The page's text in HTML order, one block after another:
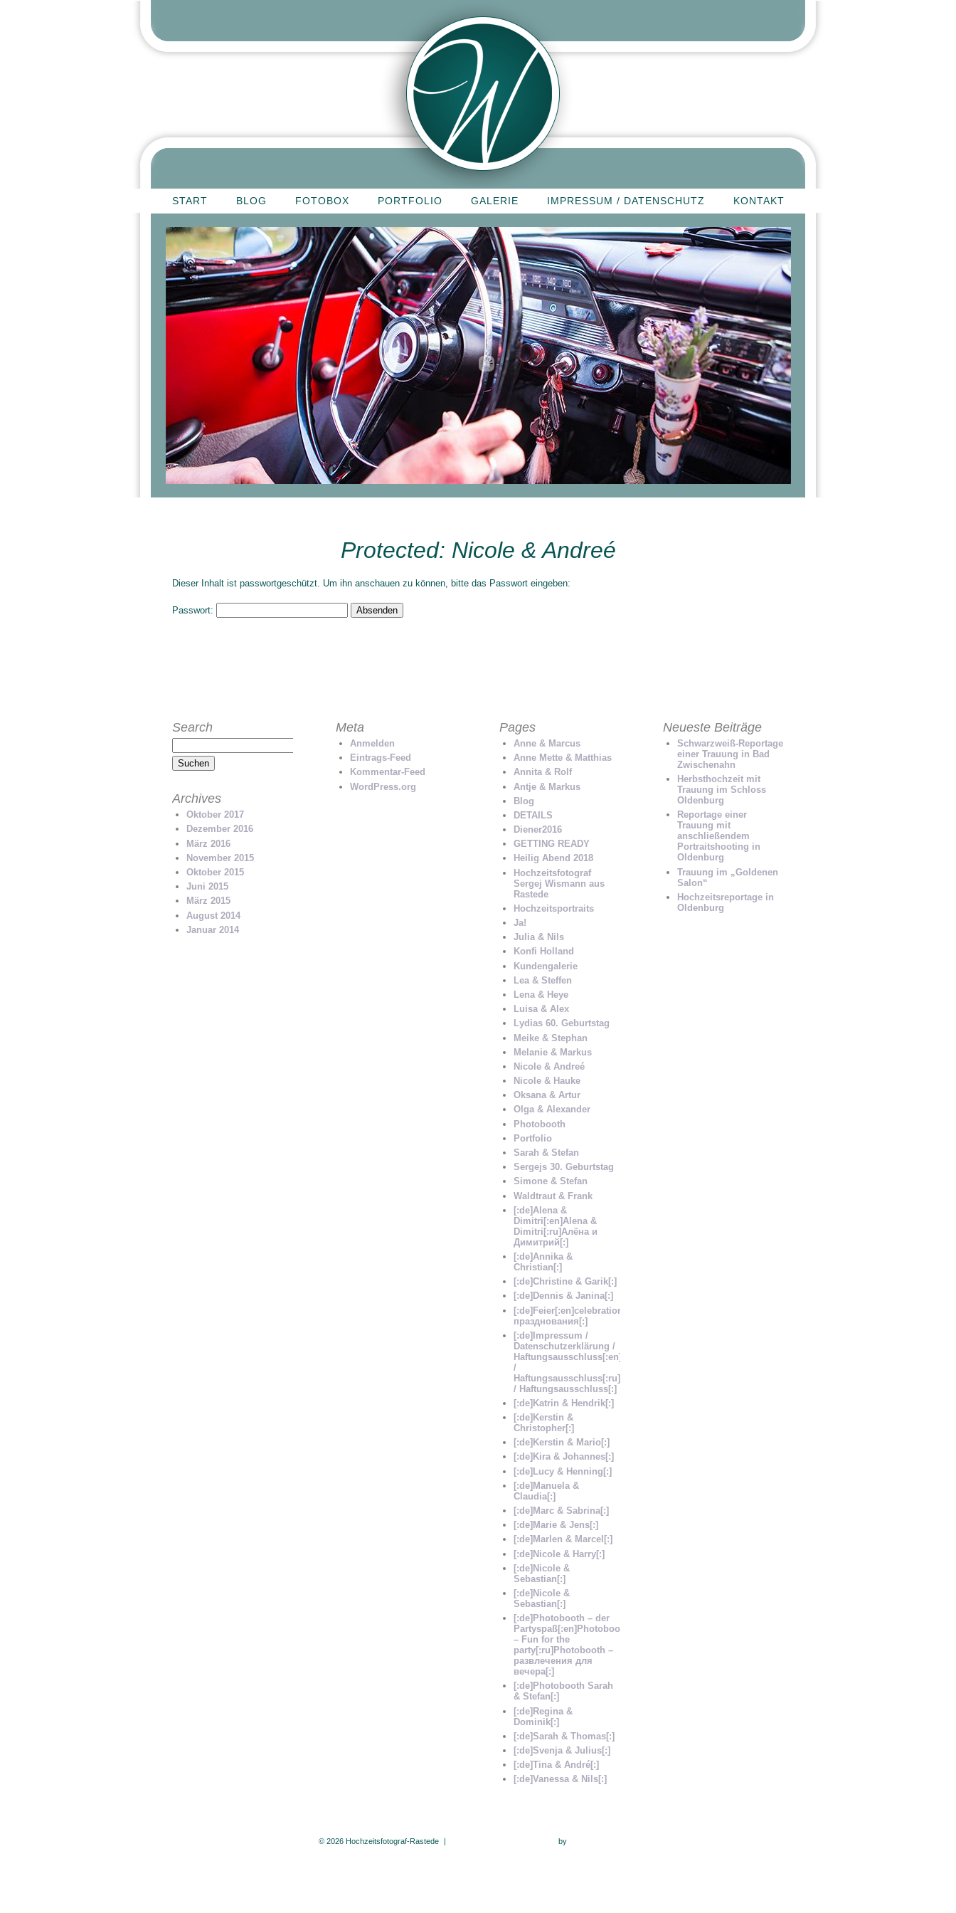
START BLOG FOTOBOX PORTFOLIO GALERIE IMPRESSUM / DATENSCHUTZ KONTAKT
Protected: Nicole & Andreé
Dieser Inhalt ist passwortgeschützt. Um ihn anschauen zu können, bitte das Passwort eingeben:
Passwort:
Search
nach:
Archives
Oktober 2017
Dezember 2016
März 2016
November 2015
Oktober 2015
Juni 2015
März 2015
August 2014
Januar 2014
Meta
Anmelden
Eintrags-Feed
Kommentar-Feed
WordPress.org
Pages
Anne & Marcus
Anne Mette & Matthias
Annita & Rolf
Antje & Markus
Blog
DETAILS
Diener2016
GETTING READY
Heilig Abend 2018
Hochzeitsfotograf
Sergej Wismann aus
Rastede
Hochzeitsportraits
Ja!
Julia & Nils
Konfi Holland
Kundengalerie
Lea & Steffen
Lena & Heye
Luisa & Alex
Lydias 60. Geburtstag
Meike & Stephan
Melanie & Markus
Nicole & Andreé
Nicole & Hauke
Oksana & Artur
Olga & Alexander
Photobooth
Portfolio
Sarah & Stefan
Sergejs 30. Geburtstag
Simone & Stefan
Waldtraut & Frank
[:de]Alena &
Dimitri[:en]Alena &
Dimitri[:ru]Алёна и
Димитрий[:]
[:de]Annika &
Christian[:]
[:de]Christine & Garik[:]
[:de]Dennis & Janina[:]
[:de]Feier[:en]celebration[:ru]вечер
празднования[:]
[:de]Impressum /
Datenschutzerklärung /
Haftungsausschluss[:en]Impressum
/
Haftungsausschluss[:ru]Impressum
/ Haftungsausschluss[:]
[:de]Katrin & Hendrik[:]
[:de]Kerstin &
Christopher[:]
[:de]Kerstin & Mario[:]
[:de]Kira & Johannes[:]
[:de]Lucy & Henning[:]
[:de]Manuela &
Claudia[:]
[:de]Marc & Sabrina[:]
[:de]Marie & Jens[:]
[:de]Marlen & Marcel[:]
[:de]Nicole & Harry[:]
[:de]Nicole &
Sebastian[:]
[:de]Nicole &
Sebastian[:]
[:de]Photobooth – der
Partyspaß[:en]Photobooth
– Fun for the
party[:ru]Photobooth –
развлечения для
вечера[:]
[:de]Photobooth Sarah
& Stefan[:]
[:de]Regina &
Dominik[:]
[:de]Sarah & Thomas[:]
[:de]Svenja & Julius[:]
[:de]Tina & André[:]
[:de]Vanessa & Nils[:]
Neueste Beiträge
Schwarzweiß-Reportage
einer Trauung in Bad
Zwischenahn
Herbsthochzeit mit
Trauung im Schloss
Oldenburg
Reportage einer
Trauung mit
anschließendem
Portraitshooting in
Oldenburg
Trauung im „Goldenen
Salon“
Hochzeitsreportage in
Oldenburg
© 2026 Hochzeitsfotograf-Rastede by